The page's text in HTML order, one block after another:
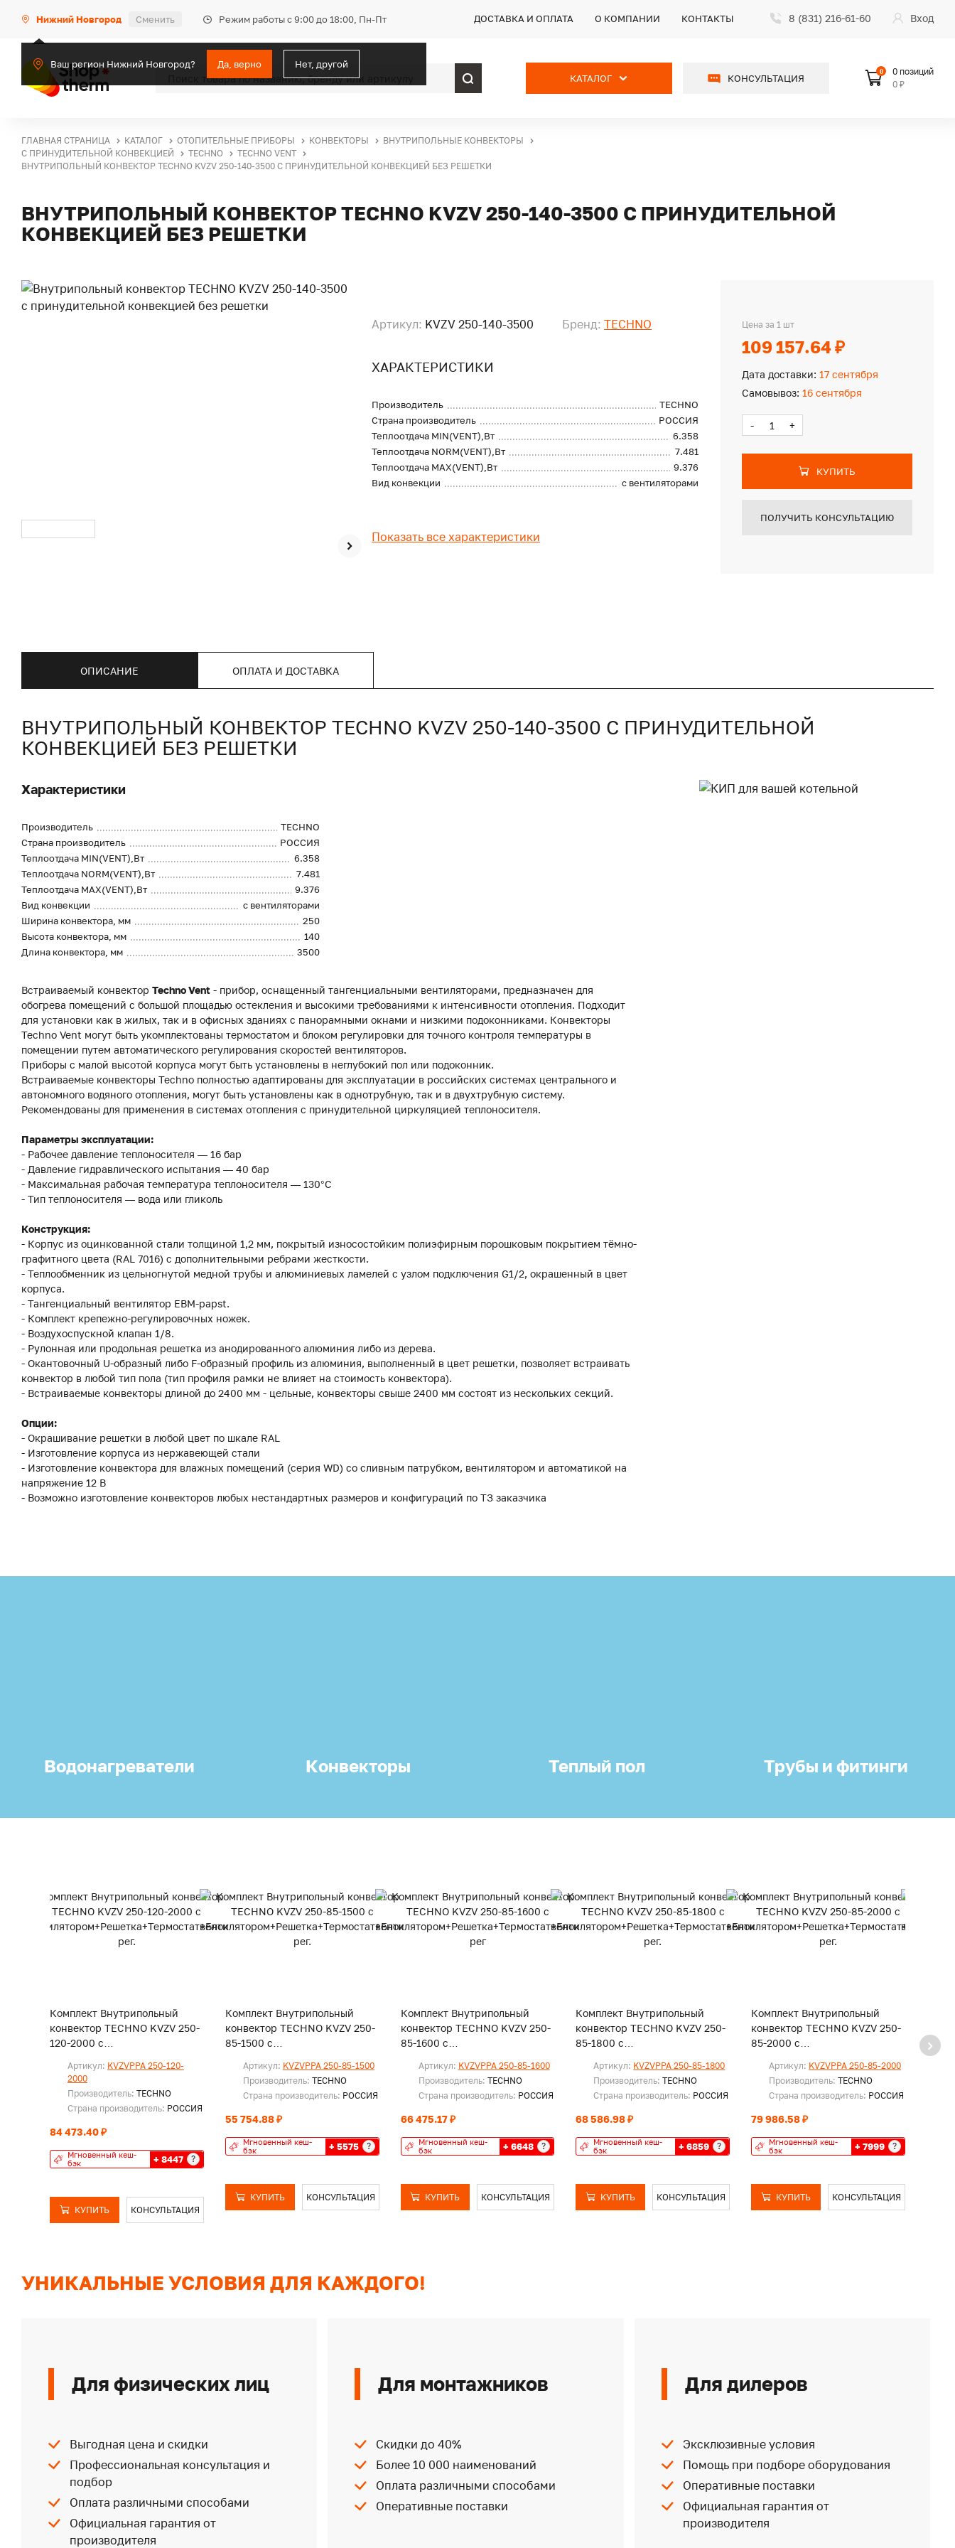
Нижний Новгород Сменить Режим работы с 9:00 до 18:00, Пн-Пт
Ваш регион Нижний Новгород? Да, верно Нет, другой
ДОСТАВКА И ОПЛАТА О КОМПАНИИ КОНТАКТЫ 8 (831) 216-61-60 Вход
КАТАЛОГ КОНСУЛЬТАЦИЯ
0
0 позиций
0 ₽
ГЛАВНАЯ СТРАНИЦА КАТАЛОГ ОТОПИТЕЛЬНЫЕ ПРИБОРЫ КОНВЕКТОРЫ
ВНУТРИПОЛЬНЫЕ КОНВЕКТОРЫ
С ПРИНУДИТЕЛЬНОЙ КОНВЕКЦИЕЙ
TECHNO
TECHNO VENT
ВНУТРИПОЛЬНЫЙ КОНВЕКТОР TECHNO KVZV 250-140-3500 С ПРИНУДИТЕЛЬНОЙ КОНВЕКЦИЕЙ БЕЗ РЕШЕТКИ
ВНУТРИПОЛЬНЫЙ КОНВЕКТОР TECHNO KVZV 250-140-3500 С ПРИНУДИТЕЛЬНОЙ
КОНВЕКЦИЕЙ БЕЗ РЕШЕТКИ
Артикул: KVZV 250-140-3500 Бренд: TECHNO
ХАРАКТЕРИСТИКИ
Производитель
TECHNO
Страна производитель
РОССИЯ
Теплоотдача MIN(VENT),Вт
6.358
Теплоотдача NORM(VENT),Вт
7.481
Теплоотдача MAX(VENT),Вт
9.376
Вид конвекции
с вентиляторами
Показать все характеристики
Цена за 1 шт
109 157.64 ₽
Дата доставки: 17 сентября
Самовывоз: 16 сентября
- +
КУПИТЬ
ПОЛУЧИТЬ КОНСУЛЬТАЦИЮ
ОПИСАНИЕ ОПЛАТА И ДОСТАВКА
ВНУТРИПОЛЬНЫЙ КОНВЕКТОР TECHNO KVZV 250-140-3500 С ПРИНУДИТЕЛЬНОЙ
КОНВЕКЦИЕЙ БЕЗ РЕШЕТКИ
Характеристики
Производитель
TECHNO
Страна производитель
РОССИЯ
Теплоотдача MIN(VENT),Вт
6.358
Теплоотдача NORM(VENT),Вт
7.481
Теплоотдача MAX(VENT),Вт
9.376
Вид конвекции
с вентиляторами
Ширина конвектора, мм
250
Высота конвектора, мм
140
Длина конвектора, мм
3500
Встраиваемый конвектор Techno Vent - прибор, оснащенный тангенциальными вентиляторами, предназначен для
обогрева помещений с большой площадью остекления и высокими требованиями к интенсивности отопления. Подходит
для установки как в жилых, так и в офисных зданиях с панорамными окнами и низкими подоконниками. Конвекторы
Techno Vent могут быть укомплектованы термостатом и блоком регулировки для точного контроля температуры в
помещении путем автоматического регулирования скоростей вентиляторов.
Приборы с малой высотой корпуса могут быть установлены в неглубокий пол или подоконник.
Встраиваемые конвекторы Techno полностью адаптированы для эксплуатации в российских системах центрального и
автономного водяного отопления, могут быть установлены как в однотрубную, так и в двухтрубную систему.
Рекомендованы для применения в системах отопления с принудительной циркуляцией теплоносителя.
Параметры эксплуатации:
- Рабочее давление теплоносителя — 16 бар
- Давление гидравлического испытания — 40 бар
- Максимальная рабочая температура теплоносителя — 130°С
- Тип теплоносителя — вода или гликоль
Конструкция:
- Корпус из оцинкованной стали толщиной 1,2 мм, покрытый износостойким полиэфирным порошковым покрытием тёмно-
графитного цвета (RAL 7016) с дополнительными ребрами жесткости.
- Теплообменник из цельногнутой медной трубы и алюминиевых ламелей с узлом подключения G1/2, окрашенный в цвет
корпуса.
- Тангенциальный вентилятор EBM-papst.
- Комплект крепежно-регулировочных ножек.
- Воздухоспускной клапан 1/8.
- Рулонная или продольная решетка из анодированного алюминия либо из дерева.
- Окантовочный U-образный либо F-образный профиль из алюминия, выполненный в цвет решетки, позволяет встраивать
конвектор в любой тип пола (тип профиля рамки не влияет на стоимость конвектора).
- Встраиваемые конвекторы длиной до 2400 мм - цельные, конвекторы свыше 2400 мм состоят из нескольких секций.
Опции:
- Окрашивание решетки в любой цвет по шкале RAL
- Изготовление корпуса из нержавеющей стали
- Изготовление конвектора для влажных помещений (серия WD) со сливным патрубком, вентилятором и автоматикой на
напряжение 12 В
- Возможно изготовление конвекторов любых нестандартных размеров и конфигураций по ТЗ заказчика
Водонагреватели Конвекторы Теплый пол Трубы и фитинги
Комплект Внутрипольный
конвектор TECHNO KVZV 250-
120-2000 с
Артикул: KVZVPPA 250-120-
2000
Производитель: TECHNO
Страна производитель: РОССИЯ
84 473.40 ₽
Мгновенный кеш-
бэк
+ 8447 ?
КУПИТЬ КОНСУЛЬТАЦИЯ
Комплект Внутрипольный
конвектор TECHNO KVZV 250-
85-1500 с
Артикул: KVZVPPA 250-85-1500
Производитель: TECHNO
Страна производитель: РОССИЯ
55 754.88 ₽
Мгновенный кеш-
бэк
+ 5575 ?
КУПИТЬ КОНСУЛЬТАЦИЯ
Комплект Внутрипольный
конвектор TECHNO KVZV 250-
85-1600 с
Артикул: KVZVPPA 250-85-1600
Производитель: TECHNO
Страна производитель: РОССИЯ
66 475.17 ₽
Мгновенный кеш-
бэк
+ 6648 ?
КУПИТЬ КОНСУЛЬТАЦИЯ
Комплект Внутрипольный
конвектор TECHNO KVZV 250-
85-1800 с
рег.
Артикул: KVZVPPA 250-85-1800
Производитель:TECHNO
Страна производитель: РОССИЯ
68 586.98 ₽
Мгновенный кеш-
бэк
+ 6859 ?
КУПИТЬ КОНСУЛЬТАЦИЯ
Комплект Внутрипольный
конвектор TECHNO KVZV 250-
85-2000 с
рег.
Артикул: KVZVPPA 250-85-2000
Производитель:TECHNO
Страна производитель: РОССИЯ
79 986.58 ₽
Мгновенный кеш-
бэк
+ 7999 ?
КУПИТЬ КОНСУЛЬТАЦИЯ
85-
УНИКАЛЬНЫЕ УСЛОВИЯ ДЛЯ КАЖДОГО!
Для физических лиц
Выгодная цена и скидки
Профессиональная консультация и
подбор
Оплата различными способами
Официальная гарантия от
производителя
Для монтажников
Скидки до 40%
Более 10 000 наименований
Оплата различными способами
Оперативные поставки
Для дилеров
Эксклюзивные условия
Помощь при подборе оборудования
Оперативные поставки
Официальная гарантия от
производителя